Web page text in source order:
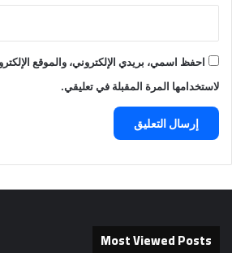
احفظ اسمي، بريدي الإلكتروني، والموقع
لاستخدامها المرة المقبلة في تعليقي.
Most Viewed Posts